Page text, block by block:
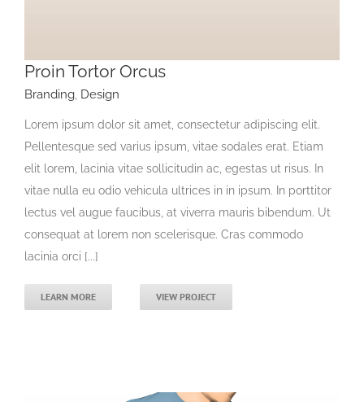
Proin Tortor Orcus
Branding, Design
Lorem ipsum dolor sit amet, consectetur adipiscing elit.
Pellentesque sed varius ipsum, vitae sodales erat. Etiam
elit lorem, lacinia vitae sollicitudin ac, egestas ut risus. In
vitae nulla eu odio vehicula ultrices in in ipsum. In porttitor
lectus vel augue faucibus, at viverra mauris bibendum. Ut
consequat at lorem non scelerisque. Cras commodo
lacinia orci [...]
LEARN MORE VIEW PROJECT